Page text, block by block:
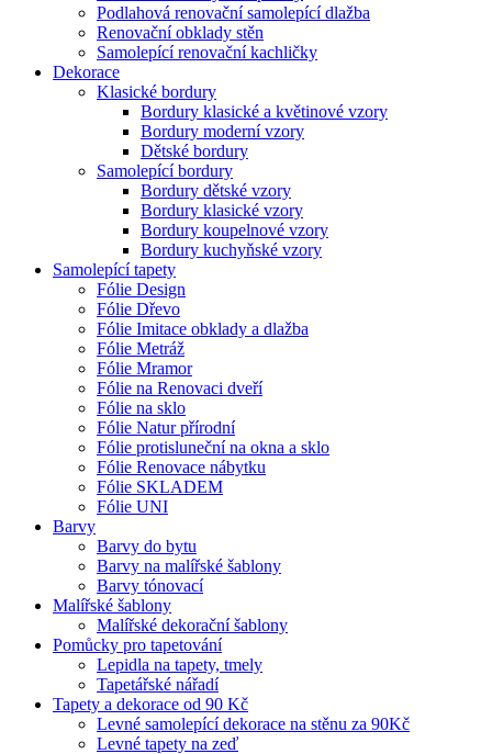
Podlahová renovační samolepící dlažba
Renovační obklady stěn
Samolepící renovační kachličky
Dekorace
Klasické bordury
Bordury klasické a květinové vzory
Bordury moderní vzory
Dětské bordury
Samolepící bordury
Bordury dětské vzory
Bordury klasické vzory
Bordury koupelnové vzory
Bordury kuchyňské vzory
Samolepící tapety
Fólie Design
Fólie Dřevo
Fólie Imitace obklady a dlažba
Fólie Metráž
Fólie Mramor
Fólie na Renovaci dveří
Fólie na sklo
Fólie Natur přírodní
Fólie protisluneční na okna a sklo
Fólie Renovace nábytku
Fólie SKLADEM
Fólie UNI
Barvy
Barvy do bytu
Barvy na malířské šablony
Barvy tónovací
Malířské šablony
Malířské dekorační šablony
Pomůcky pro tapetování
Lepidla na tapety, tmely
Tapetářské nářadí
Tapety a dekorace od 90 Kč
Levné samolepící dekorace na stěnu za 90Kč
Levné tapety na zeď